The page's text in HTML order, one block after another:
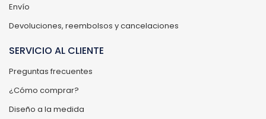
Envío
Devoluciones, reembolsos y cancelaciones
SERVICIO AL CLIENTE
Preguntas frecuentes
¿Cómo comprar?
Diseño a la medida